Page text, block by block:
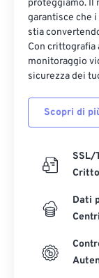
proteggiamo. Il
garantisce che
stia
Con crittografia
monitoraggio
sicurezza dei
Scopri di
SSL/
Dati
Centri